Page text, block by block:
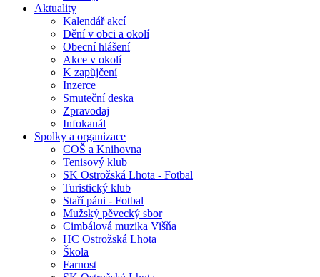
Aktuality
Kalendář akcí
Dění v obci a okolí
Obecní hlášení
Akce v okolí
K zapůjčení
Inzerce
Smuteční deska
Zpravodaj
Infokanál
Spolky a organizace
COŠ a Knihovna
Tenisový klub
SK Ostrožská Lhota - Fotbal
Turistický klub
Staří páni - Fotbal
Mužský pěvecký sbor
Cimbálová muzika Višňa
HC Ostrožská Lhota
Škola
Farnost